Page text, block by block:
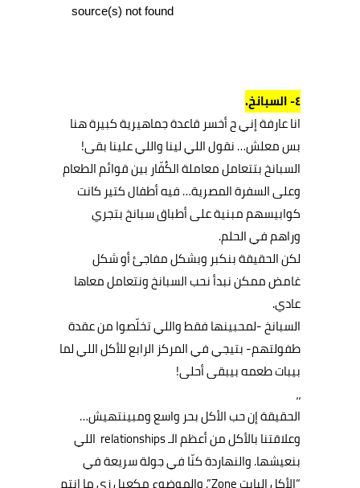
source(s) not found
٤- السبانخ.
انا عارفة إني ح أخسر قاعدة جماهيرية كبيرة هنا
بس معلش… نقول اللي لينا واللي علينا بقى!
السبانخ بتتعامل معاملة الكُفّار بين قوائم الطعام
وعلى السفرة المصرية… فيه أطفال كتير كانت
كوابيسهم مبنية على أطباق سبانخ بتجري
وراهم في الحلم.
لكن الحقيقة بنكبر وبشكل مفاجئ أو شكل
غامض ممكن نبدأ نحب السبانخ ونتعامل معاها
عادي.
السبانخ -لمحبينها فقط واللي تخلّصوا من عقدة
طفولتهم- بتيجي في المركز الرابع للأكل اللي لما
بيبات طعمه بيبقى أحلى!
،،
الحقيقة إن حب الأكل بحر واسع ومبينتهيش…
وعلاقتنا بالأكل من أعظم الـ relationships اللي
بنعيشها. والنهاردة كنّا في جولة سريعة في
“الأكل البايت Zone”. والموضوع مكعبل زي ما انتم